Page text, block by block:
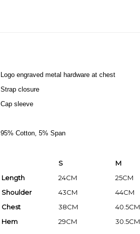
Logo engraved metal hardware at chest
Strap closure
Cap sleeve
95% Cotton, 5% Span
S M
Length
24CM 25CM
Shoulder
43CM 44CM
Chest
38CM 40.5CM
Hem
29CM 30.5CM